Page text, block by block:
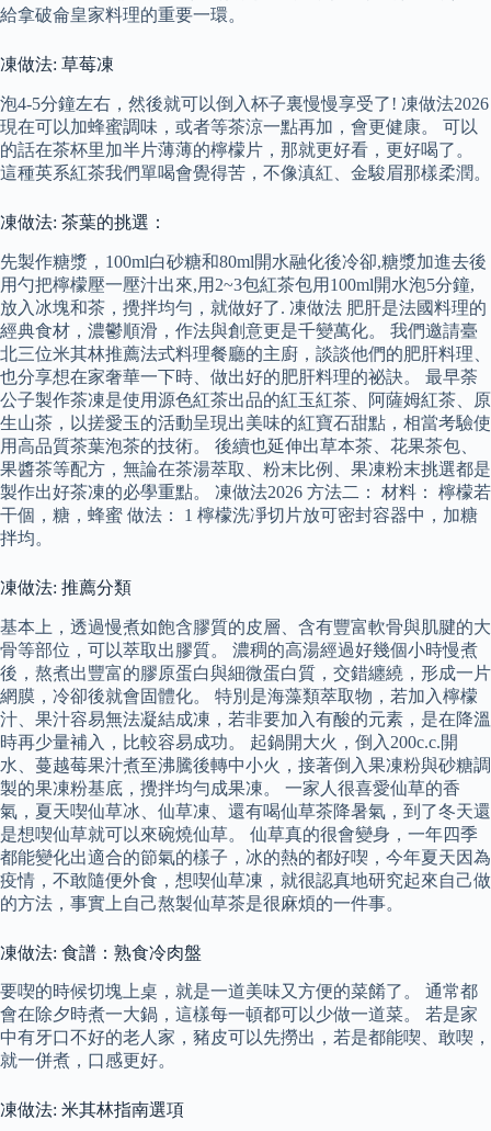
給拿破侖皇家料理的重要一環。
凍做法: 草莓凍
泡4-5分鐘左右，然後就可以倒入杯子裏慢慢享受了! 凍做法2026
現在可以加蜂蜜調味，或者等茶涼一點再加，會更健康。 可以
的話在茶杯里加半片薄薄的檸檬片，那就更好看，更好喝了。
這種英系紅茶我們單喝會覺得苦，不像滇紅、金駿眉那樣柔潤。
凍做法: 茶葉的挑選：
先製作糖漿，100ml白砂糖和80ml開水融化後冷卻,糖漿加進去後
用勺把檸檬壓一壓汁出來,用2~3包紅茶包用100ml開水泡5分鐘,
放入冰塊和茶，攪拌均勻，就做好了. 凍做法 肥肝是法國料理的
經典食材，濃鬱順滑，作法與創意更是千變萬化。 我們邀請臺
北三位米其林推薦法式料理餐廳的主廚，談談他們的肥肝料理、
也分享想在家奢華一下時、做出好的肥肝料理的祕訣。 最早荼
公子製作茶凍是使用源色紅茶出品的紅玉紅茶、阿薩姆紅茶、原
生山茶，以搓愛玉的活動呈現出美味的紅寶石甜點，相當考驗使
用高品質茶葉泡茶的技術。 後續也延伸出草本茶、花果茶包、
果醬茶等配方，無論在茶湯萃取、粉末比例、果凍粉末挑選都是
製作出好茶凍的必學重點。 凍做法2026 方法二： 材料： 檸檬若
干個，糖，蜂蜜 做法： 1 檸檬洗凈切片放可密封容器中，加糖
拌均。
凍做法: 推薦分類
基本上，透過慢煮如飽含膠質的皮層、含有豐富軟骨與肌腱的大
骨等部位，可以萃取出膠質。 濃稠的高湯經過好幾個小時慢煮
後，熬煮出豐富的膠原蛋白與細微蛋白質，交錯纏繞，形成一片
網膜，冷卻後就會固體化。 特別是海藻類萃取物，若加入檸檬
汁、果汁容易無法凝結成凍，若非要加入有酸的元素，是在降溫
時再少量補入，比較容易成功。 起鍋開大火，倒入200c.c.開
水、蔓越莓果汁煮至沸騰後轉中小火，接著倒入果凍粉與砂糖調
製的果凍粉基底，攪拌均勻成果凍。 一家人很喜愛仙草的香
氣，夏天喫仙草冰、仙草凍、還有喝仙草茶降暑氣，到了冬天還
是想喫仙草就可以來碗燒仙草。 仙草真的很會變身，一年四季
都能變化出適合的節氣的樣子，冰的熱的都好喫，今年夏天因為
疫情，不敢隨便外食，想喫仙草凍，就很認真地研究起來自己做
的方法，事實上自己熬製仙草茶是很麻煩的一件事。
凍做法: 食譜：熟食冷肉盤
要喫的時候切塊上桌，就是一道美味又方便的菜餚了。 通常都
會在除夕時煮一大鍋，這樣每一頓都可以少做一道菜。 若是家
中有牙口不好的老人家，豬皮可以先撈出，若是都能喫、敢喫，
就一併煮，口感更好。
凍做法: 米其林指南選項